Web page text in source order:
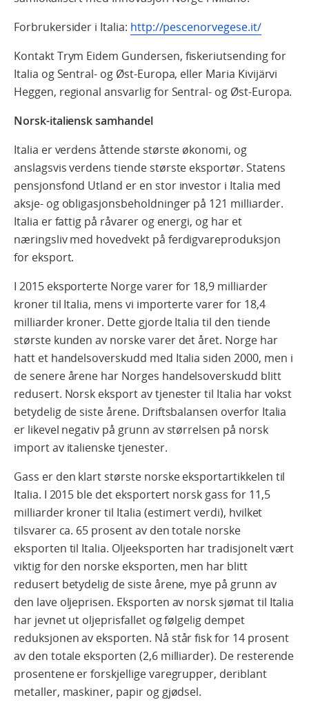
Forbrukersider i Italia: http://pescenorvegese.it/
Kontakt Trym Eidem Gundersen, fiskeriutsending for
Italia og Sentral- og Øst-Europa, eller Maria Kivijärvi
Heggen, regional ansvarlig for Sentral- og Øst-Europa.
Norsk-italiensk samhandel
Italia er verdens åttende største økonomi, og
anslagsvis verdens tiende største eksportør. Statens
pensjonsfond Utland er en stor investor i Italia med
aksje- og obligasjonsbeholdninger på 121 milliarder.
Italia er fattig på råvarer og energi, og har et
næringsliv med hovedvekt på ferdigvareproduksjon
for eksport.
I 2015 eksporterte Norge varer for 18,9 milliarder
kroner til Italia, mens vi importerte varer for 18,4
milliarder kroner. Dette gjorde Italia til den tiende
største kunden av norske varer det året. Norge har
hatt et handelsoverskudd med Italia siden 2000, men i
de senere årene har Norges handelsoverskudd blitt
redusert. Norsk eksport av tjenester til Italia har vokst
betydelig de siste årene. Driftsbalansen overfor Italia
er likevel negativ på grunn av størrelsen på norsk
import av italienske tjenester.
Gass er den klart største norske eksportartikkelen til
Italia. I 2015 ble det eksportert norsk gass for 11,5
milliarder kroner til Italia (estimert verdi), hvilket
tilsvarer ca. 65 prosent av den totale norske
eksporten til Italia. Oljeeksporten har tradisjonelt vært
viktig for den norske eksporten, men har blitt
redusert betydelig de siste årene, mye på grunn av
den lave oljeprisen. Eksporten av norsk sjømat til Italia
har jevnet ut oljeprisfallet og følgelig dempet
reduksjonen av eksporten. Nå står fisk for 14 prosent
av den totale eksporten (2,6 milliarder). De resterende
prosentene er forskjellige varegrupper, deriblant
metaller, maskiner, papir og gjødsel.